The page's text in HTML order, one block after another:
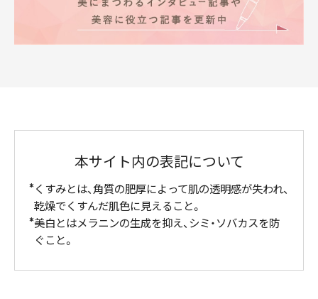
本サイト内の表記について
くすみとは、角質の肥厚によって肌の透明感が失われ、
乾燥でくすんだ肌色に見えること。
美白とはメラニンの生成を抑え、シミ・ソバカスを防
ぐこと。